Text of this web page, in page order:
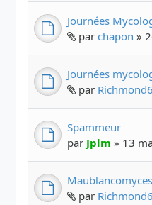
Journées
par chapon »
Journées
par
Spammeur
par Jplm » 13
par